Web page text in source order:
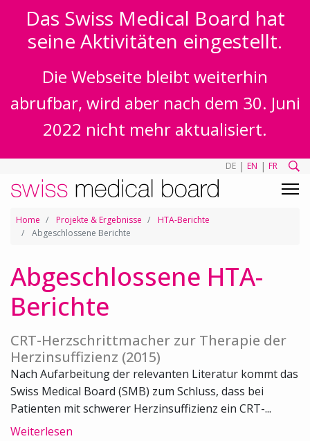
Das Swiss Medical Board hat
seine Aktivitäten eingestellt.
Die Webseite bleibt weiterhin
abrufbar, wird aber nach dem 30. Juni
2022 nicht mehr aktualisiert.
DE | EN | FR
Home Projekte & Ergebnisse
HTA-Berichte
Abgeschlossene Berichte
Abgeschlossene HTA-
Berichte
CRT-Herzschrittmacher zur Therapie der
Herzinsuffizienz (2015)
Nach Aufarbeitung der relevanten Literatur kommt das
Swiss Medical Board (SMB) zum Schluss, dass bei
Patienten mit schwerer Herzinsuffizienz ein CRT-...
Weiterlesen